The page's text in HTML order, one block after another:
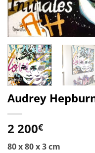
Audrey
2 200€
80 x 80 x 3 cm